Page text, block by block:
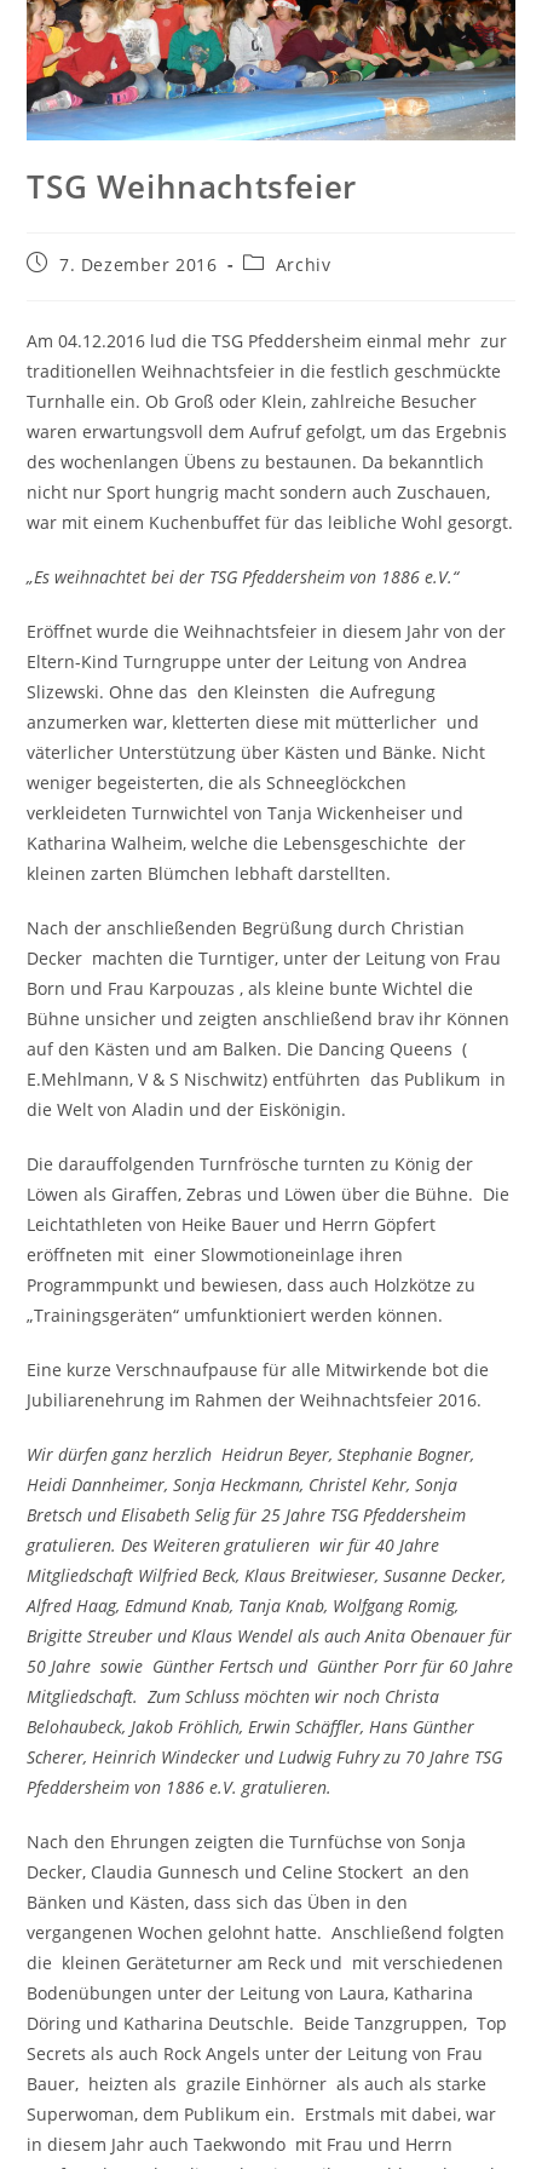
TSG Weihnachtsfeier
Beitrag7. Dezember 2016
Beitrags-
Archiv
Am 04.12.2016 lud die TSG Pfeddersheim einmal mehr zur
traditionellen Weihnachtsfeier in die festlich geschmückte
Turnhalle ein. Ob Groß oder Klein, zahlreiche Besucher
waren erwartungsvoll dem Aufruf gefolgt, um das Ergebnis
des wochenlangen Übens zu bestaunen. Da bekanntlich
nicht nur Sport hungrig macht sondern auch Zuschauen,
war mit einem Kuchenbuffet für das leibliche Wohl gesorgt.
„Es weihnachtet bei der TSG Pfeddersheim von 1886 e.V.“
Eröffnet wurde die Weihnachtsfeier in diesem Jahr von der
Eltern-Kind Turngruppe unter der Leitung von Andrea
Slizewski. Ohne das den Kleinsten die Aufregung
anzumerken war, kletterten diese mit mütterlicher und
väterlicher Unterstützung über Kästen und Bänke. Nicht
weniger begeisterten, die als Schneeglöckchen
verkleideten Turnwichtel von Tanja Wickenheiser und
Katharina Walheim, welche die Lebensgeschichte der
kleinen zarten Blümchen lebhaft darstellten.
Nach der anschließenden Begrüßung durch Christian
Decker machten die Turntiger, unter der Leitung von Frau
Born und Frau Karpouzas , als kleine bunte Wichtel die
Bühne unsicher und zeigten anschließend brav ihr Können
auf den Kästen und am Balken. Die Dancing Queens (
E.Mehlmann, V & S Nischwitz) entführten das Publikum in
die Welt von Aladin und der Eiskönigin.
Die darauffolgenden Turnfrösche turnten zu König der
Löwen als Giraffen, Zebras und Löwen über die Bühne. Die
Leichtathleten von Heike Bauer und Herrn Göpfert
eröffneten mit einer Slowmotioneinlage ihren
Programmpunkt und bewiesen, dass auch Holzkötze zu
„Trainingsgeräten“ umfunktioniert werden können.
Eine kurze Verschnaufpause für alle Mitwirkende bot die
Jubiliarenehrung im Rahmen der Weihnachtsfeier 2016.
Wir dürfen ganz herzlich Heidrun Beyer, Stephanie Bogner,
Heidi Dannheimer, Sonja Heckmann, Christel Kehr, Sonja
Bretsch und Elisabeth Selig für 25 Jahre TSG Pfeddersheim
gratulieren. Des Weiteren gratulieren wir für 40 Jahre
Mitgliedschaft Wilfried Beck, Klaus Breitwieser, Susanne Decker,
Alfred Haag, Edmund Knab, Tanja Knab, Wolfgang Romig,
Brigitte Streuber und Klaus Wendel als auch Anita Obenauer für
50 Jahre sowie Günther Fertsch und Günther Porr für 60 Jahre
Mitgliedschaft. Zum Schluss möchten wir noch Christa
Belohaubeck, Jakob Fröhlich, Erwin Schäffler, Hans Günther
Scherer, Heinrich Windecker und Ludwig Fuhry zu 70 Jahre TSG
Pfeddersheim von 1886 e.V. gratulieren.
Nach den Ehrungen zeigten die Turnfüchse von Sonja
Decker, Claudia Gunnesch und Celine Stockert an den
Bänken und Kästen, dass sich das Üben in den
vergangenen Wochen gelohnt hatte. Anschließend folgten
die kleinen Geräteturner am Reck und mit verschiedenen
Bodenübungen unter der Leitung von Laura, Katharina
Döring und Katharina Deutschle. Beide Tanzgruppen, Top
Secrets als auch Rock Angels unter der Leitung von Frau
Bauer, heizten als grazile Einhörner als auch als starke
Superwoman, dem Publikum ein. Erstmals mit dabei, war
in diesem Jahr auch Taekwondo mit Frau und Herrn